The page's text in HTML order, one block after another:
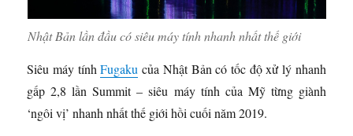
Nhật Bản lần đầu có siêu máy tính nhanh nhất thế giới
Siêu máy tínhFugaku của Nhật Bản có tốc độ xử lý nhanh
gấp 2,8 lần Summit – siêu máy tính của Mỹ từng giành
‘ngôi vị’ nhanh nhất thế giới hồi cuối năm 2019.